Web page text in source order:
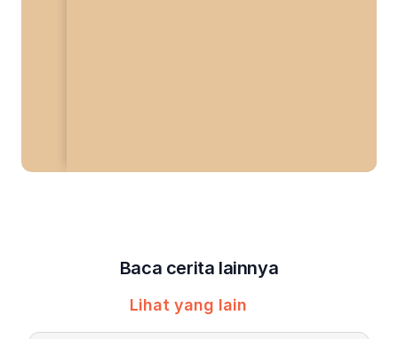
Baca cerita lainnya
Lihat yang lain